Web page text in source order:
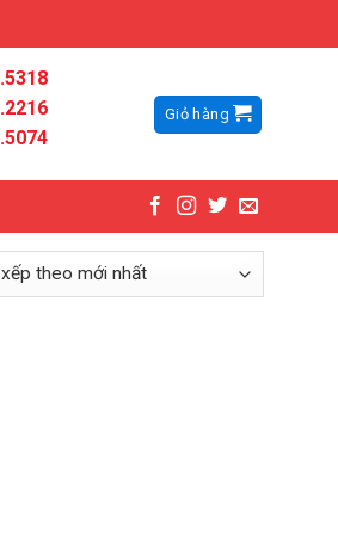
Giỏ hàng